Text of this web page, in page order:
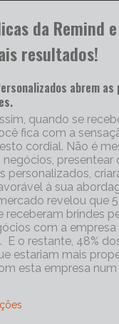
da Remind
resultados!
abrem
quando se
fica com a
cordial. Não é
presentear
personalizados,
à sua
revelou que
receberam brindes
com a empresa
E o restante, 48%
estariam mais
esta empresa